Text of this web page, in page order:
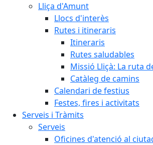
Lliça d'Amunt
Llocs d'interès
Rutes i itineraris
Itineraris
Rutes saludables
Missió Lliçà: La ruta
Catàleg de camins
Calendari de festius
Festes, fires i activitats
Serveis i Tràmits
Serveis
Oficines d'atenció al